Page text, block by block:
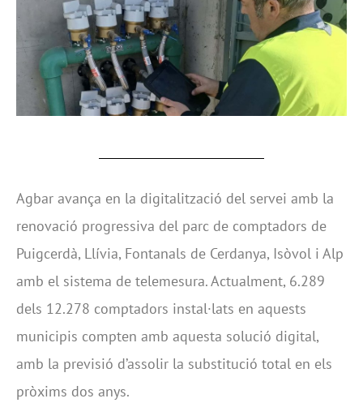
Agbar avança en la digitalització del servei amb la
renovació progressiva del parc de comptadors de
Puigcerdà, Llívia, Fontanals de Cerdanya, Isòvol i Alp
amb el sistema de telemesura. Actualment, 6.289
dels 12.278 comptadors instal·lats en aquests
municipis compten amb aquesta solució digital,
amb la previsió d’assolir la substitució total en els
pròxims dos anys.